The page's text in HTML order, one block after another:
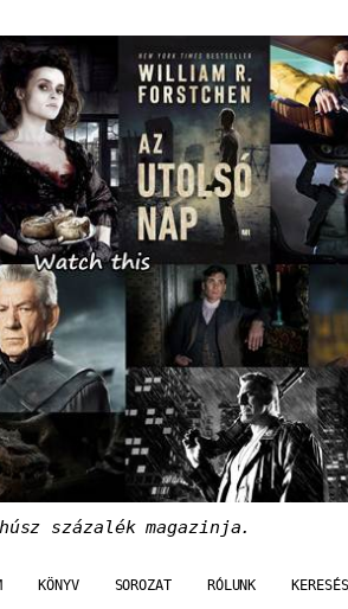
százalék magazinja.
KÖNYV SOROZAT RÓLUNK KERESÉS